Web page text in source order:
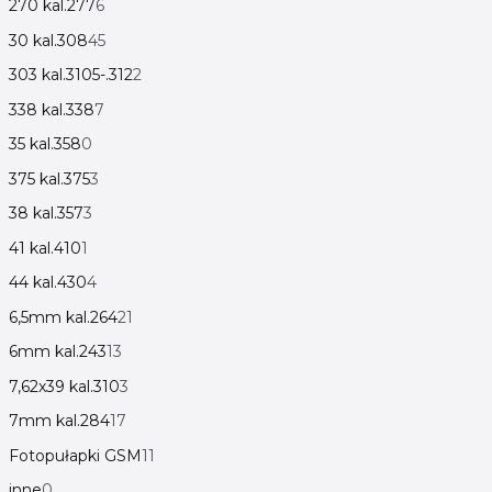
270 kal.2776
30 kal.30845
303 kal.3105-.3122
338 kal.3387
35 kal.3580
375 kal.3753
38 kal.3573
41 kal.4101
44 kal.4304
6,5mm kal.26421
6mm kal.24313
7,62x39 kal.3103
7mm kal.28417
Fotopułapki GSM11